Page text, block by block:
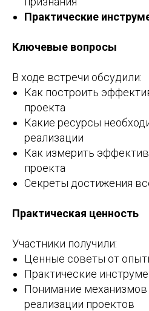
Практические
Ключевые вопросы
В ходе встречи обсудили:
Как построить
проекта
Какие ресурсы
реализации
Как измерить
проекта
Секреты достижения
Практическая ценность
Участники получили:
Ценные советы от
Практические
Понимание
реализации проектов